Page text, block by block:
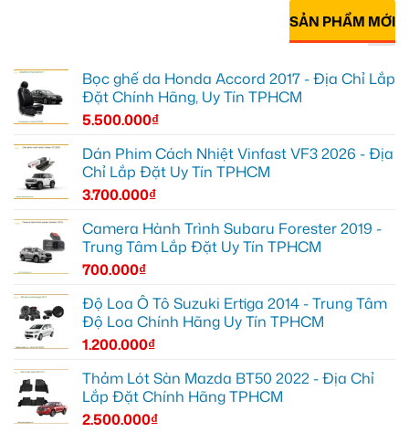
SẢN PHẨM MỚI
Bọc ghế da Honda Accord 2017 - Địa Chỉ Lắp
Đặt Chính Hãng, Uy Tín TPHCM
5.500.000₫
Dán Phim Cách Nhiệt Vinfast VF3 2026 - Địa
Chỉ Lắp Đặt Uy Tín TPHCM
3.700.000₫
Camera Hành Trình Subaru Forester 2019 -
Trung Tâm Lắp Đặt Uy Tín TPHCM
700.000₫
Độ Loa Ô Tô Suzuki Ertiga 2014 - Trung Tâm
Độ Loa Chính Hãng Uy Tín TPHCM
1.200.000₫
Thảm Lót Sàn Mazda BT50 2022 - Địa Chỉ
Lắp Đặt Chính Hãng TPHCM
2.500.000₫